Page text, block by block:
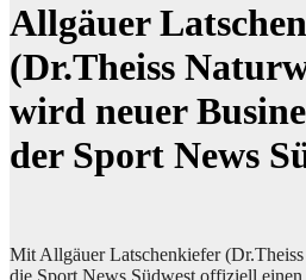
Allgäuer
(Dr.Theiss
wird neuer
der Sport News
Mit Allgäuer Latschenkiefer
die Sport News Südwest offiziell einen